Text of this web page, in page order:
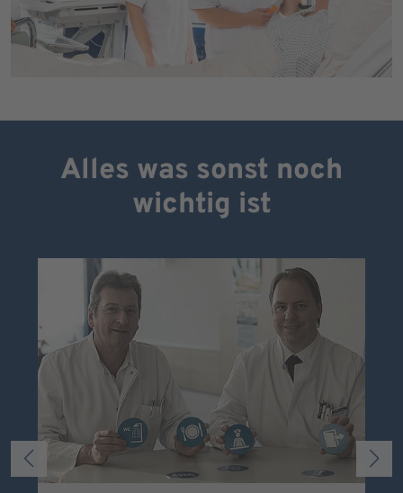
Alles was sonst noch
wichtig ist